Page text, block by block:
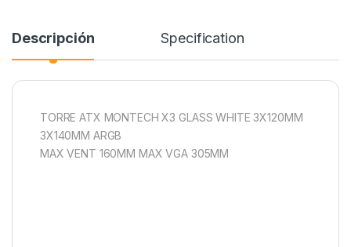
Descripción Specification
TORRE ATX MONTECH X3 GLASS WHITE 3X120MM
3X140MM ARGB
MAX VENT 160MM MAX VGA 305MM